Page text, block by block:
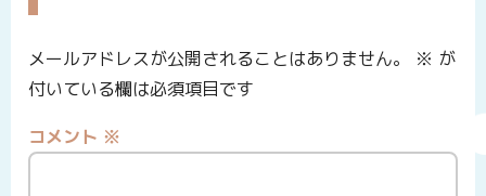
メールアドレスが公開されることはありません。 ※ が
付いている欄は必須項目です
コメント ※